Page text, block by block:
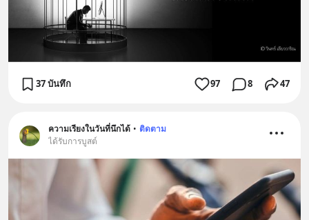
37 บันทึก 97 8 47
ความเรียงในวันที่นึกได้ • ติดตาม
ได้รับการบูสต์